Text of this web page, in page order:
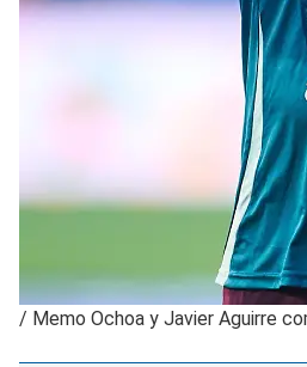
/ Memo Ochoa y Javier Aguirre